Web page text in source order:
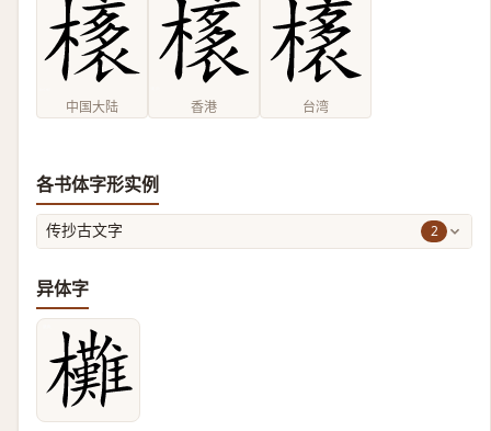
中国大陆 香港 台湾
各书体字形实例
传抄古文字 2
异体字